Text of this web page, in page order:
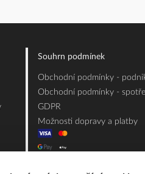
Souhrn podmínek
Obchodní podmínky -
Obchodní podmínky -
GDPR
Možnosti dopravy a platby